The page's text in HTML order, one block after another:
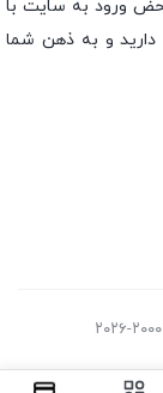
ورود به سایت با
دارید و به ذهن شما